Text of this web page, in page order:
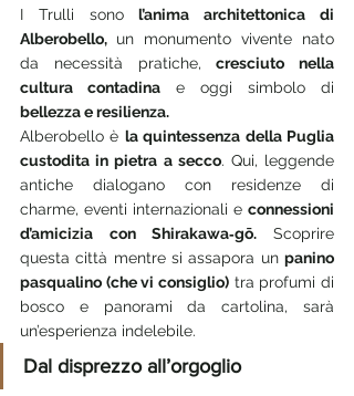
I Trulli sono l’anima architettonica di
Alberobello, un monumento vivente nato
da necessità pratiche, cresciuto nella
cultura contadina
bellezza e resilienza.
Alberobello è la quintessenza della Puglia
custodita in pietra a secco. Qui, leggende
antiche dialogano con residenze di
charme, eventi internazionali e connessioni
d’amicizia con Shirakawa‑gō. Scoprire
questa città mentre si assapora un panino
pasqualino (che vi consiglio) tra profumi di
bosco e panorami da cartolina, sarà
un’esperienza indelebile.
Dal disprezzo all’orgoglio